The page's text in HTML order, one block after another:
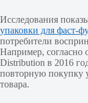
Исследования
упаковки для фаст-
потребители
Например, согласно
Distribution в 2016
повторную покупку
товара.